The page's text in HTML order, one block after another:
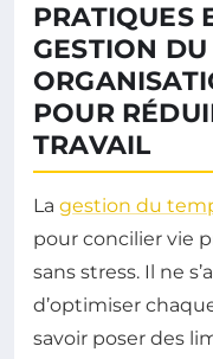
PRATIQUES
GESTION
POUR
TRAVAIL
La gestion du
pour concilier vie
sans stress. Il ne
d’optimiser
savoir poser des